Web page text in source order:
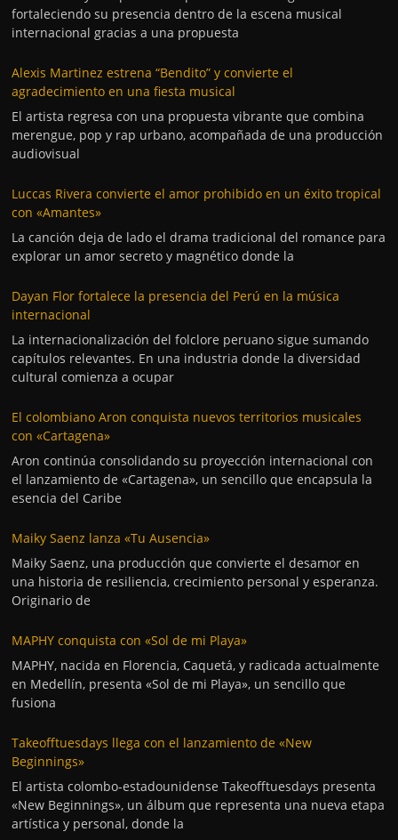
fortaleciendo su presencia dentro de la escena musical
internacional gracias a una propuesta
Alexis Martinez estrena “Bendito” y convierte el
agradecimiento en una fiesta musical
El artista regresa con una propuesta vibrante que combina
merengue, pop y rap urbano, acompañada de una producción
audiovisual
Luccas Rivera convierte el amor prohibido en un éxito tropical
con «Amantes»
La canción deja de lado el drama tradicional del romance para
explorar un amor secreto y magnético donde la
Dayan Flor fortalece la presencia del Perú en la música
internacional
La internacionalización del folclore peruano sigue sumando
capítulos relevantes. En una industria donde la diversidad
cultural comienza a ocupar
El colombiano Aron conquista nuevos territorios musicales
con «Cartagena»
Aron continúa consolidando su proyección internacional con
el lanzamiento de «Cartagena», un sencillo que encapsula la
esencia del Caribe
Maiky Saenz lanza «Tu Ausencia»
Maiky Saenz, una producción que convierte el desamor en
una historia de resiliencia, crecimiento personal y esperanza.
Originario de
MAPHY conquista con «Sol de mi Playa»
MAPHY, nacida en Florencia, Caquetá, y radicada actualmente
en Medellín, presenta «Sol de mi Playa», un sencillo que
fusiona
Takeofftuesdays llega con el lanzamiento de «New
Beginnings»
El artista colombo-estadounidense Takeofftuesdays presenta
«New Beginnings», un álbum que representa una nueva etapa
artística y personal, donde la